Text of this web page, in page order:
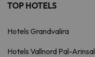
TOP HOTELS
Hotels Grandvalira
Hotels Vallnord Pal-Arinsal